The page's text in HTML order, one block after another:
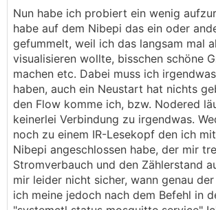
läuft. Derzeit verwende ich die Log-
"Stand-Alone Bindings" zur
Eine Erweiterung für "richtige"
Kanäle (Umsetzung auf KNX wurde
anderen Thread diskutiert) wäre aber
leicht machbar.
Nun habe ich probiert ein wenig
habe auf dem Nibepi das ein oder
gefummelt, weil ich das langsam mal
visualisieren wollte, bisschen schöne
machen etc. Dabei muss ich
haben, auch ein Neustart hat nichts
den Flow komme ich, bzw. Nodered
keinerlei Verbindung zu irgendwas.
noch zu einem IR-Lesekopf den ich
Nibepi angeschlossen habe, der mir
Stromverbauch und den Zählerstand
mir leider nicht sicher, wann genau
ich meine jedoch nach dem Befehl in